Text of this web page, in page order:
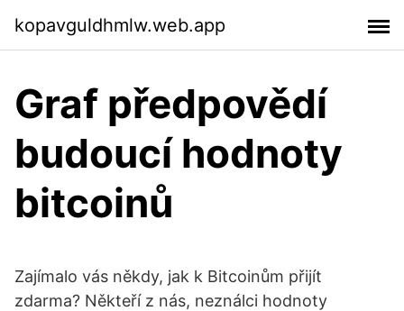
kopavguldhmlw.web.app
Graf předpovědí
budoucí hodnoty
bitcoinů
Zajímalo vás někdy, jak k Bitcoinům přijít
zdarma? Někteří z nás, neználci hodnoty